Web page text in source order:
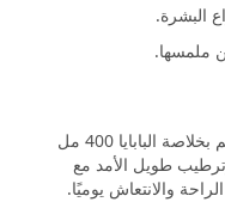
البشرة.
ملمسها.
جونسون غسول الجسم فيتا ريتش للتنعيم بخلاصة البابايا 400 مل
طويل الأمد مع
والانتعاش يوميًا.